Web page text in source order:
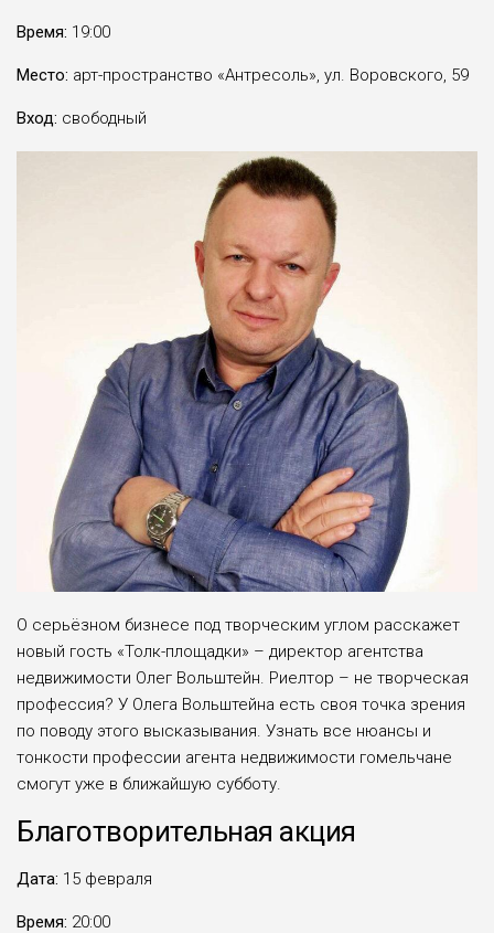
Время: 19:00
Место: арт-пространство «Антресоль», ул. Воровского, 59
Вход: свободный
О серьёзном бизнесе под творческим углом расскажет
новый гость «Толк-площадки» – директор агентства
недвижимости Олег Вольштейн. Риелтор – не творческая
профессия? У Олега Вольштейна есть своя точка зрения
по поводу этого высказывания. Узнать все нюансы и
тонкости профессии агента недвижимости гомельчане
смогут уже в ближайшую субботу.
Благотворительная акция
Дата: 15 февраля
Время: 20:00